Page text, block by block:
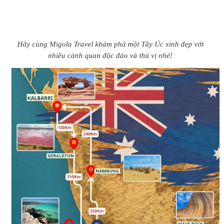
Hãy cùng Migola Travel khám phá một Tây Úc xinh đẹp với
nhiều cảnh quan độc đáo và thú vị nhé!